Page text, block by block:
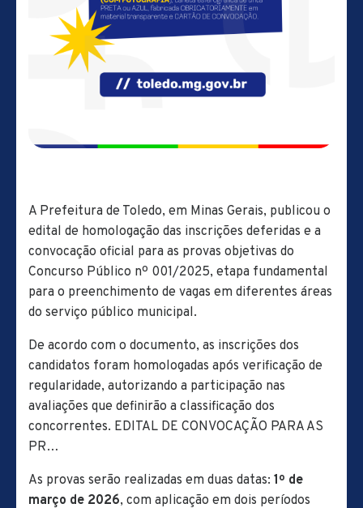
A Prefeitura de Toledo, em Minas Gerais, publicou o
edital de homologação das inscrições deferidas e a
convocação oficial para as provas objetivas do
Concurso Público nº 001/2025, etapa fundamental
para o preenchimento de vagas em diferentes áreas
do serviço público municipal.
De acordo com o documento, as inscrições dos
candidatos foram homologadas após verificação de
regularidade, autorizando a participação nas
avaliações que definirão a classificação dos
concorrentes. EDITAL DE CONVOCAÇÃO PARA AS
PR…
As provas serão realizadas em duas datas: 1º de
março de 2026, com aplicação em dois períodos